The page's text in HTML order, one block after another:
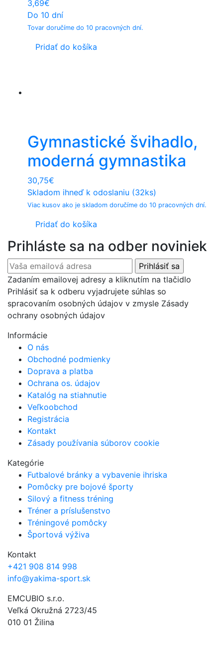
3,69€
Do 10 dní
Tovar doručíme do 10 pracovných dní.
Pridať do košíka
Gymnastické švihadlo,
moderná gymnastika
30,75€
Skladom ihneď k odoslaniu (32ks)
Viac kusov ako je skladom doručíme do 10 pracovných dní.
Pridať do košíka
Prihláste sa na odber noviniek
Zadaním emailovej adresy a kliknutím na tlačidlo
Prihlásiť sa k odberu vyjadrujete súhlas so
spracovaním osobných údajov v zmysle Zásady
ochrany osobných údajov
Informácie
O nás
Obchodné podmienky
Doprava a platba
Ochrana os. údajov
Katalóg na stiahnutie
Veľkoobchod
Registrácia
Kontakt
Zásady používania súborov cookie
Kategórie
Futbalové bránky a vybavenie ihriska
Pomôcky pre bojové športy
Silový a fitness tréning
Tréner a príslušenstvo
Tréningové pomôcky
Športová výživa
Kontakt
+421 908 814 998
info@yakima-sport.sk
EMCUBIO s.r.o.
Veľká Okružná 2723/45
010 01 Žilina